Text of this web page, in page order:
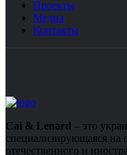
Проекты
Медиа
Контакты
Cai & Lenard – это
специализирующаяся на
отечественного и